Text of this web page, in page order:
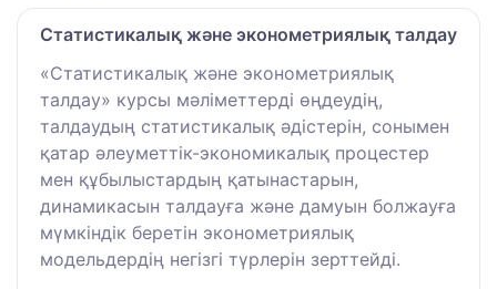
Статистикалық және эконометриялық талдау
«Статистикалық және эконометриялық
талдау» курсы мәліметтерді өңдеудің,
талдаудың статистикалық әдістерін, сонымен
қатар әлеуметтік-экономикалық процестер
мен құбылыстардың қатынастарын,
динамикасын талдауға және дамуын болжауға
мүмкіндік беретін эконометриялық
модельдердің негізгі түрлерін зерттейді.